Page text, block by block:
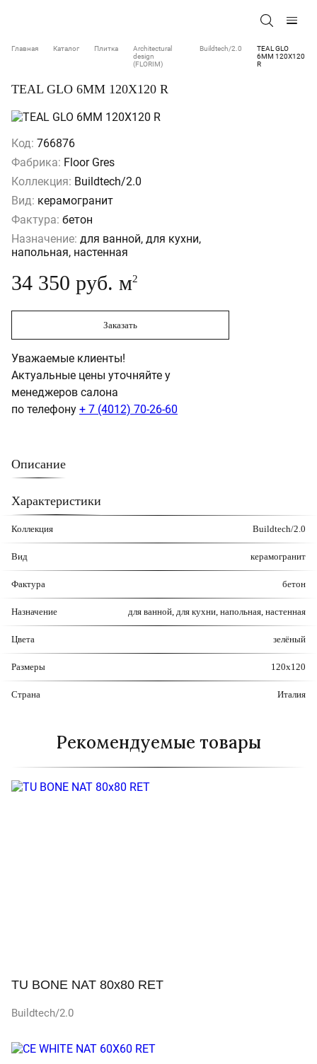
Главная Каталог Плитка
Architectural
design
(FLORIM)
Buildtech/2.0
TEAL GLO
6MM 120X120
R
TEAL GLO 6MM 120X120 R
Код: 766876
Фабрика: Floor Gres
Коллекция: Buildtech/2.0
Вид: керамогранит
Фактура: бетон
Назначение: для ванной, для кухни,
напольная, настенная
34 350 руб. м2
Заказать
Уважаемые клиенты!
Актуальные цены уточняйте у
менеджеров салона
по телефону + 7 (4012) 70-26-60
Описание
Характеристики
Коллекция Buildtech/2.0
Вид керамогранит
Фактура бетон
Назначение для ванной, для кухни, напольная, настенная
Цвета зелёный
Размеры 120x120
Страна Италия
Рекомендуемые товары
TU BONE NAT 80x80 RET
Buildtech/2.0